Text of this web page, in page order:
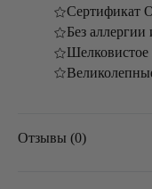
Без аллергии
Отзывы (0)